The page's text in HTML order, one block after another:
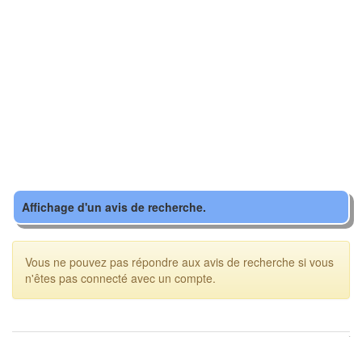
Affichage d'un avis de recherche.
Vous ne pouvez pas répondre aux avis de recherche si vous
n'êtes pas connecté avec un compte.